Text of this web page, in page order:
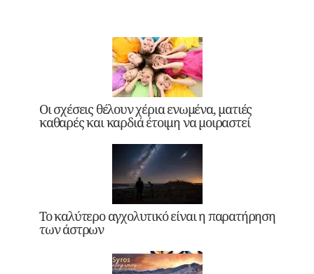
Οι σχέσεις θέλουν χέρια ενωμένα, ματιές
καθαρές και καρδιά έτοιμη να μοιραστεί
Το καλύτερο αγχολυτικό είναι η παρατήρηση
των άστρων